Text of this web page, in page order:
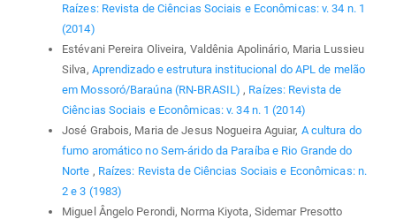
Raízes: Revista de Ciências Sociais e Econômicas: v. 34 n. 1
(2014)
Estévani Pereira Oliveira, Valdênia Apolinário, Maria Lussieu
Silva, Aprendizado e estrutura institucional do APL de melão
em Mossoró/Baraúna (RN-BRASIL) , Raízes: Revista de
Ciências Sociais e Econômicas: v. 34 n. 1 (2014)
José Grabois, Maria de Jesus Nogueira Aguiar, A cultura do
fumo aromático no Sem-árido da Paraíba e Rio Grande do
Norte , Raízes: Revista de Ciências Sociais e Econômicas: n.
2 e 3 (1983)
Miguel Ângelo Perondi, Norma Kiyota, Sidemar Presotto